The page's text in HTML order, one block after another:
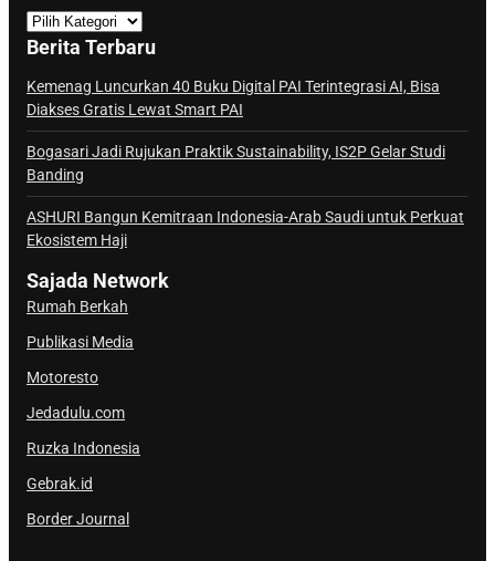
a
n
a
l
a
j
a
d
a
Berita Terbaru
Kemenag Luncurkan 40 Buku Digital PAI Terintegrasi AI, Bisa
Diakses Gratis Lewat Smart PAI
Bogasari Jadi Rujukan Praktik Sustainability, IS2P Gelar Studi
Banding
ASHURI Bangun Kemitraan Indonesia-Arab Saudi untuk Perkuat
Ekosistem Haji
Sajada Network
Rumah Berkah
Publikasi Media
Motoresto
Jedadulu.com
Ruzka Indonesia
Gebrak.id
Border Journal